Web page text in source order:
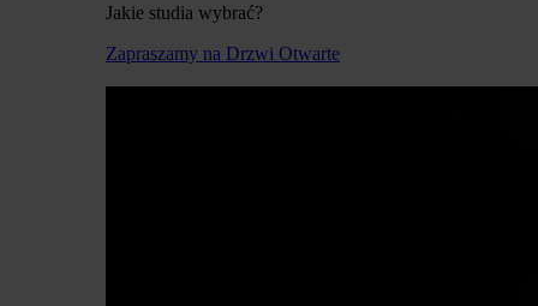
Jakie studia wybrać?
Zapraszamy na Drzwi Otwarte